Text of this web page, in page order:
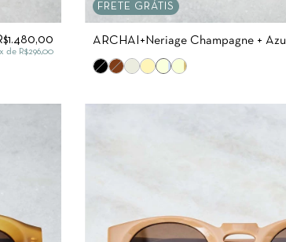
x de R$296,00
FRETE GRÁTIS
ARCHAI+Neriage Champagne + Azul